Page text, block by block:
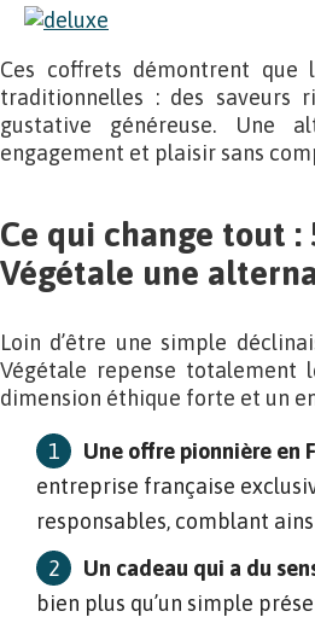
Ces coffrets démontrent
traditionnelles : des saveurs
gustative généreuse. Une
engagement et plaisir sans
Ce qui change tout
Végétale une
Loin d’être une simple
Végétale repense totalement
dimension éthique forte et un
Une offre pionnière en
entreprise française
responsables, comblant
Un cadeau qui a du
bien plus qu’un simple